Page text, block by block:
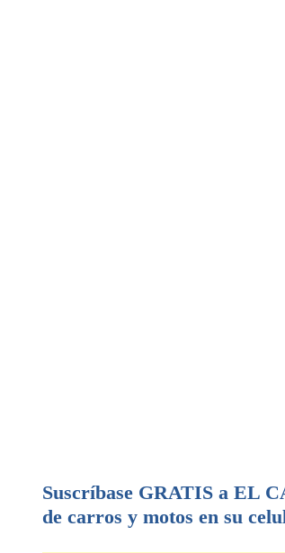
Suscríbase GRATIS a EL
de carros y motos en su